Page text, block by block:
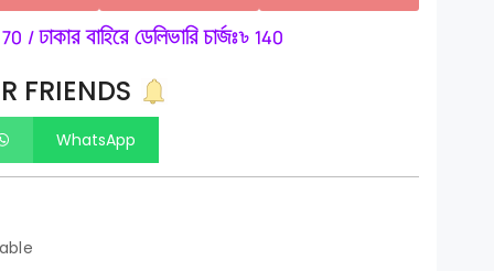
/ ঢাকার বাহিরে ডেলিভারি চার্জঃ৳ 140
FRIENDS
WhatsApp